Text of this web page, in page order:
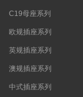
C19母座系列
欧规插座系列
英规插座系列
澳规插座系列
中式插座系列